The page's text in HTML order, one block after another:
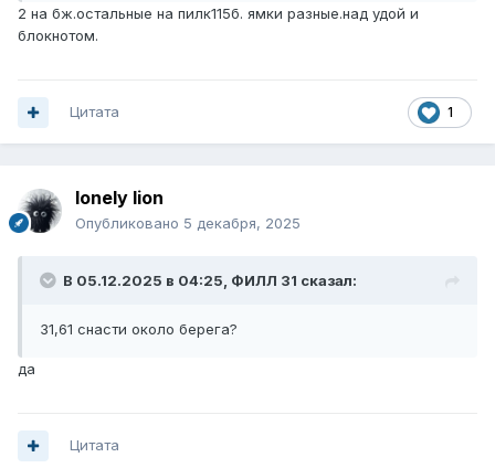
2 на бж.остальные на пилк115б. ямки разные.над удой и
блокнотом.
1
Цитата
lonely lion
Опубликовано 5 декабря, 2025
В 05.12.2025 в 04:25, ФИЛЛ 31 сказал:
31,61 снасти около берега?
да
Цитата